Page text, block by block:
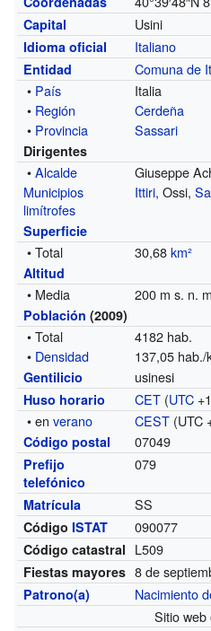
Capital Usini
Idioma oficial Italiano
Entidad
Comuna de
• País
Italia
• Región
Cerdeña
• Provincia Sassari
Dirigentes
•Alcalde
Giuseppe
Municipios
limítrofes
Ittiri, Ossi,
Superficie
• Total 30,68km²
Altitud
• Media 200 m s. n.
Población (2009)
• Total
4182 hab.
• Densidad 137,05 hab./
Gentilicio usinesi
Huso horario CET (UTC
• enverano CEST (UTC
Código postal 07049
Prefijo
telefónico
079
Matrícula SS
Código ISTAT 090077
Código catastral L509
Fiestas mayores 8 de
Patrono(a)
Nacimiento
Sitio web